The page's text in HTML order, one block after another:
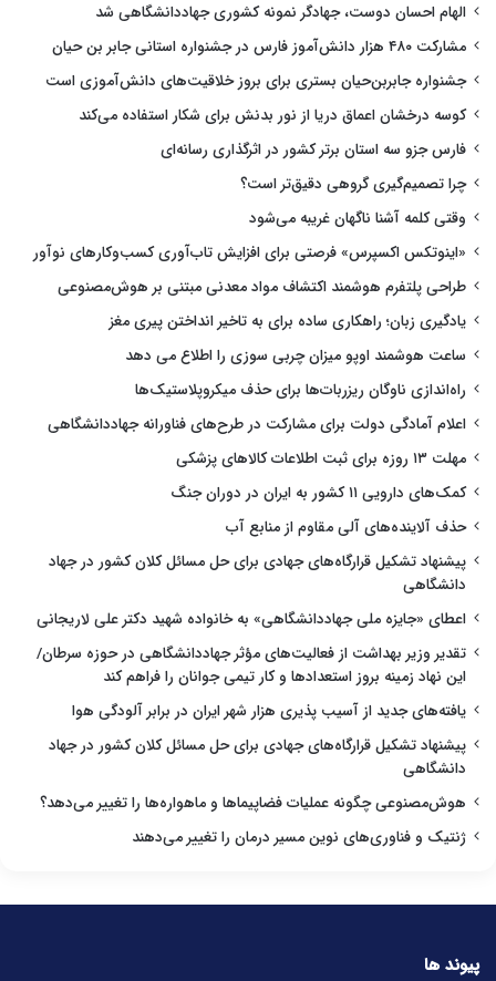
الهام احسان دوست، جهادگر نمونه کشوری جهاددانشگاهی شد
مشارکت ۴۸۰ هزار دانش‌آموز فارس در جشنواره استانی جابر بن حیان
جشنواره جابربن‌حیان بستری برای بروز خلاقیت‌های دانش‌آموزی است
کوسه درخشان اعماق دریا از نور بدنش برای شکار استفاده می‌کند
فارس جزو سه استان برتر کشور در اثرگذاری رسانه‌ای
چرا تصمیم‌گیری گروهی دقیق‌تر است؟
وقتی کلمه آشنا ناگهان غریبه می‌شود
«اینوتکس اکسپرس» فرصتی برای افزایش تاب‌آوری کسب‌وکارهای نوآور
طراحی پلتفرم هوشمند اکتشاف مواد معدنی مبتنی بر هوش‌مصنوعی
یادگیری زبان؛ راهکاری ساده برای به تاخیر انداختن پیری مغز
ساعت هوشمند اوپو میزان چربی سوزی را اطلاع می دهد
راه‌اندازی ناوگان ریزربات‌ها برای حذف میکروپلاستیک‌ها
اعلام آمادگی دولت برای مشارکت در طرح‌های فناورانه جهاددانشگاهی
مهلت ۱۳ روزه برای ثبت اطلاعات کالاهای پزشکی
کمک‌های دارویی ۱۱ کشور به ایران در دوران جنگ
حذف آلاینده‌های آلی مقاوم از منابع آب
پیشنهاد تشکیل قرارگاه‌های جهادی برای حل مسائل کلان کشور در جهاد
دانشگاهی
اعطای «جایزه ملی جهاددانشگاهی» به خانواده شهید دکتر علی لاریجانی
تقدیر وزیر بهداشت از فعالیت‌های مؤثر جهاددانشگاهی در حوزه سرطان/
این نهاد زمینه بروز استعدادها و کار تیمی جوانان را فراهم کند
یافته‌های جدید از آسیب پذیری هزار شهر ایران در برابر آلودگی هوا
پیشنهاد تشکیل قرارگاه‌های جهادی برای حل مسائل کلان کشور در جهاد
دانشگاهی
هوش‌مصنوعی چگونه عملیات فضاپیماها و ماهواره‌ها را تغییر می‌دهد؟
ژنتیک و فناوری‌های نوین مسیر درمان را تغییر می‌دهند
پیوند ها